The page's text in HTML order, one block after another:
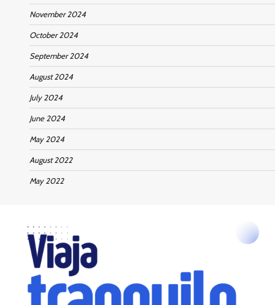
November 2024
October 2024
September 2024
August 2024
July 2024
June 2024
May 2024
August 2022
May 2022